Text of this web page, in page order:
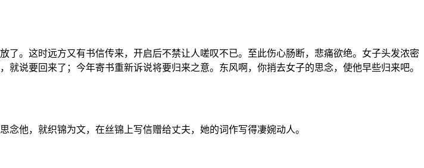
。这时远方又有书信传来，开启后不禁让人嗟叹不已。至此伤心肠断，悲痛欲绝。女子头发浓密
说要回来了；今年寄书重新诉说将要归来之意。东风啊，你捎去女子的思念，使他早些归来吧。
他，就织锦为文，在丝锦上写信赠给丈夫，她的词作写得凄婉动人。